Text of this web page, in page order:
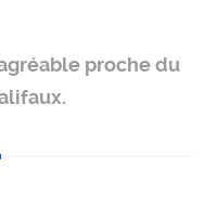
proche du